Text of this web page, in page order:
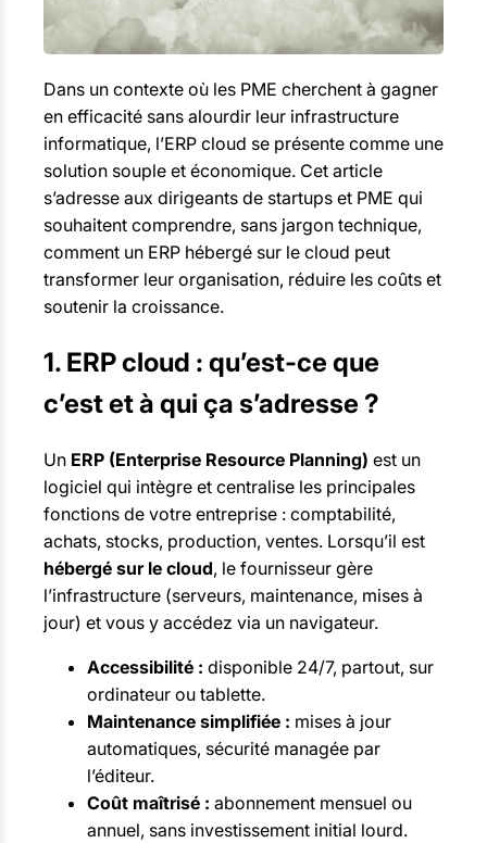
Dans un contexte où les PME cherchent à gagner
en efficacité sans alourdir leur infrastructure
informatique, l’ERP cloud se présente comme une
solution souple et économique. Cet article
s’adresse aux dirigeants de startups et PME qui
souhaitent comprendre, sans jargon technique,
comment un ERP hébergé sur le cloud peut
transformer leur organisation, réduire les coûts et
soutenir la croissance.
1. ERP cloud : qu’est-ce que
c’est et à qui ça s’adresse ?
Un ERP (Enterprise Resource Planning) est un
logiciel qui intègre et centralise les principales
fonctions de votre entreprise : comptabilité,
achats, stocks, production, ventes. Lorsqu’il est
hébergé sur le cloud, le fournisseur gère
l’infrastructure (serveurs, maintenance, mises à
jour) et vous y accédez via un navigateur.
Accessibilité : disponible 24/7, partout, sur
ordinateur ou tablette.
Maintenance simplifiée : mises à jour
automatiques, sécurité managée par
l’éditeur.
Coût maîtrisé : abonnement mensuel ou
annuel, sans investissement initial lourd.